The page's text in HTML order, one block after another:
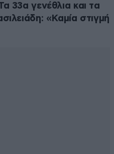
33α γενέθλια και τα
«Καμία στιγμή